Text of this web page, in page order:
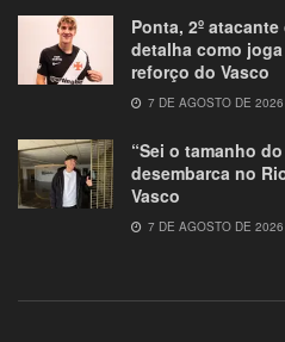
Ponta, 2º
detalha como
reforço do Vasco
7 DE AGOSTO DE 2026
“Sei o tamanho
desembarca no
Vasco
7 DE AGOSTO DE 2026